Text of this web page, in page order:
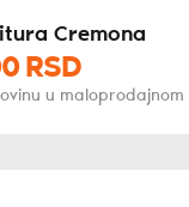
Cremona
RSD
u maloprodajnom